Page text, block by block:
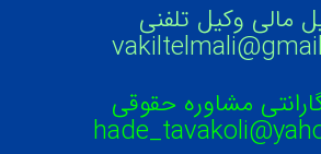
مالی وکیل تلفنی
مشاوره حقوقی